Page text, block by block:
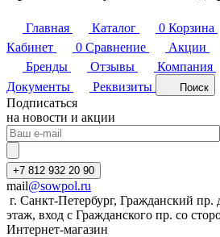
Главная Каталог 0 Корзина
Кабинет
0 Сравнение Акции
Бренды
Отзывы Компания
Документы
Реквизиты Поиск
Подписаться
на новости и акции
+7 812 932 20 90
mail@sowpol.ru
г. Санкт-Петербург, Гражданский
этаж, вход с Гражданского пр. со
Интернет-магазин